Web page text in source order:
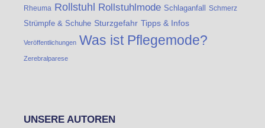
Rheuma Rollstuhl Rollstuhlmode Schlaganfall Schmerz
Strümpfe & Schuhe Sturzgefahr Tipps & Infos
Veröffentlichungen Was ist Pflegemode?
Zerebralparese
UNSERE AUTOREN